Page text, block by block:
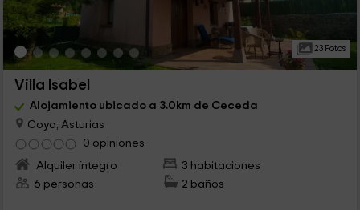
23 Fotos
Villa Isabel
Alojamiento ubicado a 3.0km de Ceceda
Coya, Asturias
0 opiniones
Alquiler íntegro
3 habitaciones
6 personas
2 baños